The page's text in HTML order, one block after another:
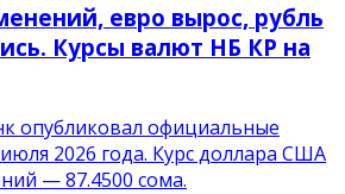
евро вырос, рубль
Курсы валют НБ КР на
опубликовал официальные
2026 года. Курс доллара США
— 87.4500 сома.